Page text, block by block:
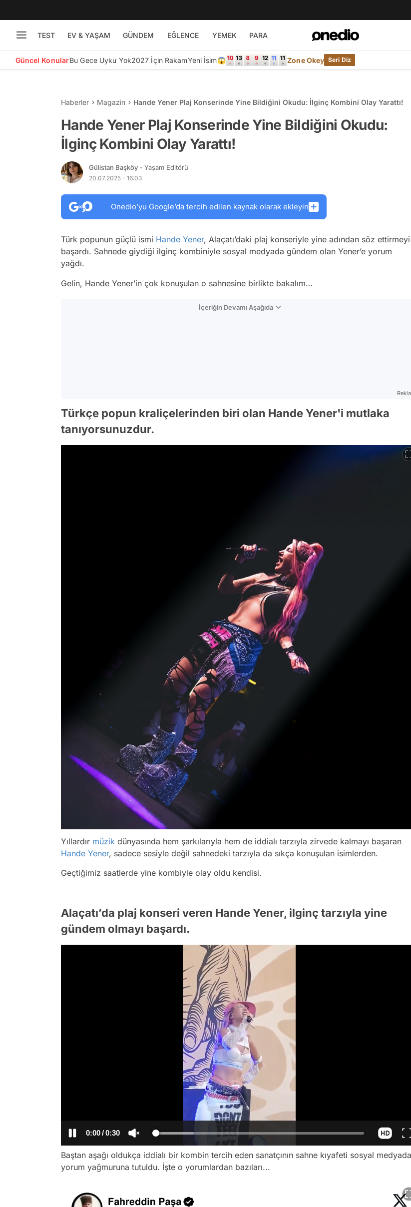
TEST EV & YAŞAM GÜNDEM EĞLENCE YEMEK PARA
Güncel KonularBu Gece Uyku Yok2027 İçin RakamYeni İsim😱 Zone Okey Seri Diz
Haberler Magazin Hande Yener Plaj Konserinde Yine Bildiğini Okudu: İlginç Kombini Olay Yarattı!
Hande Yener Plaj Konserinde Yine Bildiğini Okudu:
İlginç Kombini Olay Yarattı!
Gülistan Başköy - Yaşam Editörü
20.07.2025 - 16:03
Onedio’yu Google’da tercih edilen kaynak olarak ekleyin
Türk popunun güçlü ismi Hande Yener, Alaçatı’daki plaj konseriyle yine adından söz ettirmeyi
başardı. Sahnede giydiği ilginç kombiniyle sosyal medyada gündem olan Yener’e yorum
yağdı.
Gelin, Hande Yener’in çok konuşulan o sahnesine birlikte bakalım…
İçeriğin Devamı Aşağıda
Türkçe popun kraliçelerinden biri olan Hande Yener'i mutlaka
tanıyorsunuzdur.
Yıllardır müzik dünyasında hem şarkılarıyla hem de iddialı tarzıyla zirvede kalmayı başaran
Hande Yener, sadece sesiyle değil sahnedeki tarzıyla da sıkça konuşulan isimlerden.
Geçtiğimiz saatlerde yine kombiyle olay oldu kendisi.
Alaçatı’da plaj konseri veren Hande Yener, ilginç tarzıyla yine
gündem olmayı başardı.
/
Baştan aşağı oldukça iddialı bir kombin tercih eden sanatçının sahne kıyafeti sosyal medyada
yorum yağmuruna tutuldu. İşte o yorumlardan bazıları...